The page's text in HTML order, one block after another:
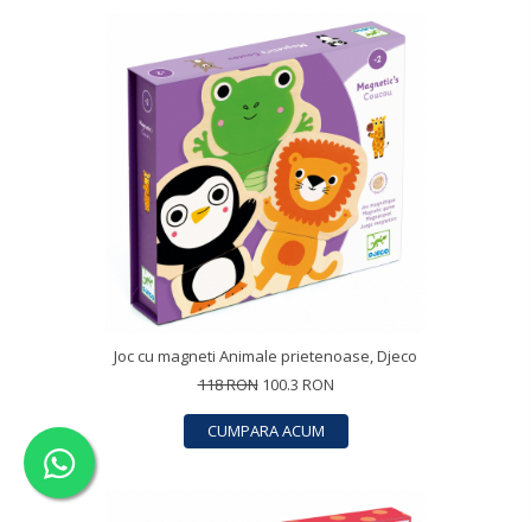
Joc cu magneti Animale prietenoase, Djeco
118 RON 100.3 RON
CUMPARA ACUM